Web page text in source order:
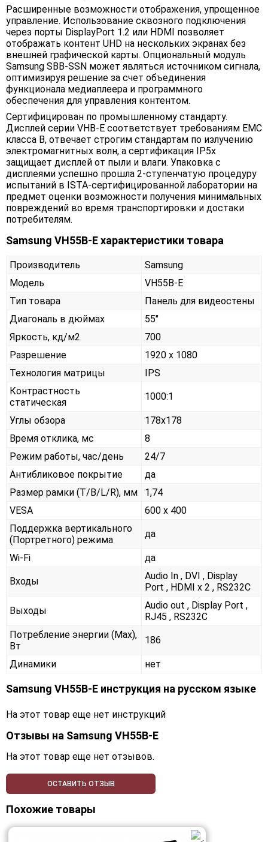
Расширенные возможности отображения, упрощенное
управление. Использование сквозного подключения
через порты DisplayPort 1.2 или HDMI позволяет
отображать контент UHD на нескольких экранах без
внешней графической карты. Опциональный модуль
Samsung SBB-SSN может являться источником сигнала,
оптимизируя решение за счет объединения
функционала медиаплеера и программного
обеспечения для управления контентом.
Сертифицирован по промышленному стандарту.
Дисплей серии VHB-E соответствует требованиям EMC
класса B, отвечает строгим стандартам по излучению
электромагнитных волн, а сертификация IP5x
защищает дисплей от пыли и влаги. Упаковка с
дисплеями успешно прошла 2-ступенчатую процедуру
испытаний в ISTA-сертифицированной лаборатории на
предмет оценки возможности получения минимальных
повреждений во время транспортировки и достаки
потребителям.
Samsung VH55B-E характеристики товара
Производитель
Samsung
Модель
VH55B-E
Тип товара
Панель для видеостены
Диагональ в дюймах
55"
Яркость, кд/м2
700
Разрешение
1920 x 1080
Технология матрицы
IPS
Контрастность
статическая
1000:1
Углы обзора
178x178
Время отклика, мс
8
Режим работы, час/день
24/7
Антибликовое покрытие
да
Размер рамки (T/B/L/R), мм
1,74
VESA
600 x 400
Поддержка вертикального
(Портретного) режима
да
Wi-Fi да
Входы
Audio In , DVI , Display
Port , HDMI x 2 , RS232С
Выходы
Audio out , Display Port ,
RJ45 , RS232С
Потребление энергии (Max),
Вт
186
Динамики нет
Samsung VH55B-E инструкция на русском языке
На этот товар еще нет инструкций
Отзывы на Samsung VH55B-E
На этот товар еще нет отзывов.
ОСТАВИТЬ ОТЗЫВ
Похожие товары